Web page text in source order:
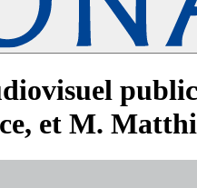
et M.